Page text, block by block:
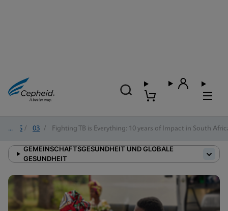
2025 / 03 / Fighting TB is Everything: 10 years of Impact in South
GEMEINSCHAFTSGESUNDHEIT UND GLOBALE
GESUNDHEIT